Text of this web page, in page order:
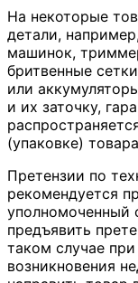
На некоторые
детали,
машинок,
бритвенные
или
и их заточку,
(упаковке)
Претензии по
рекомендуется
уполномоченный
предъявить
таком случае
возникновения